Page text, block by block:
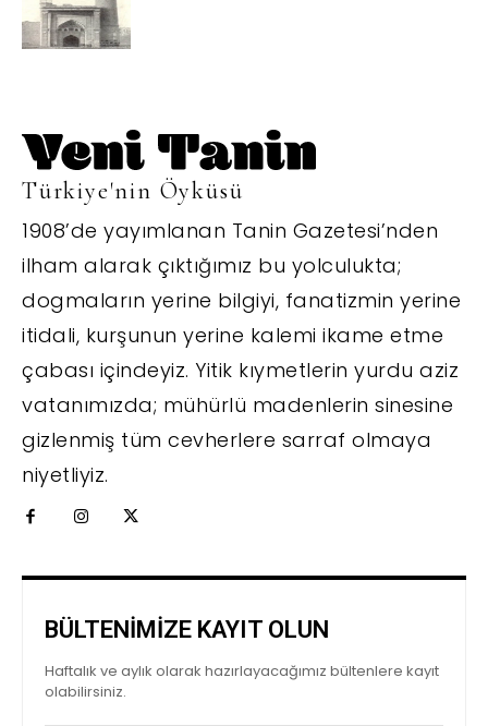
Türkiye'nin Öyküsü
1908’de yayımlanan Tanin Gazetesi’nden
ilham alarak çıktığımız bu yolculukta;
dogmaların yerine bilgiyi, fanatizmin yerine
itidali, kurşunun yerine kalemi ikame etme
çabası içindeyiz. Yitik kıymetlerin yurdu aziz
vatanımızda; mühürlü madenlerin sinesine
gizlenmiş tüm cevherlere sarraf olmaya
niyetliyiz.
BÜLTENİMİZE KAYIT OLUN
Haftalık ve aylık olarak hazırlayacağımız bültenlere kayıt
olabilirsiniz.